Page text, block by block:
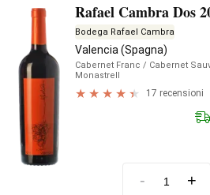
Rafael Cambra Dos
Bodega Rafael Cambra
Valencia (Spagna)
Cabernet Franc / Cabernet
Monastrell
17 recensioni
- +